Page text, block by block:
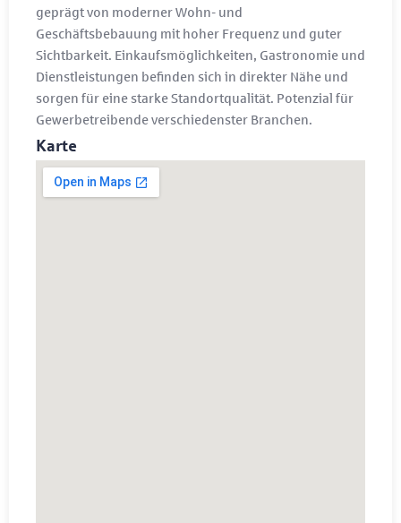
geprägt von moderner Wohn- und
Geschäftsbebauung mit hoher Frequenz und guter
Sichtbarkeit. Einkaufsmöglichkeiten, Gastronomie und
Dienstleistungen befinden sich in direkter Nähe und
sorgen für eine starke Standortqualität. Potenzial für
Gewerbetreibende verschiedenster Branchen.
Karte